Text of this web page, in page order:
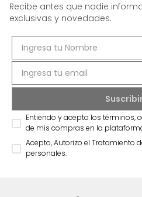
Recibe antes que nadie
exclusivas y novedades.
Entiendo y acepto los términos,
de mis compras en la
Acepto, Autorizo el Tratamiento
personales.